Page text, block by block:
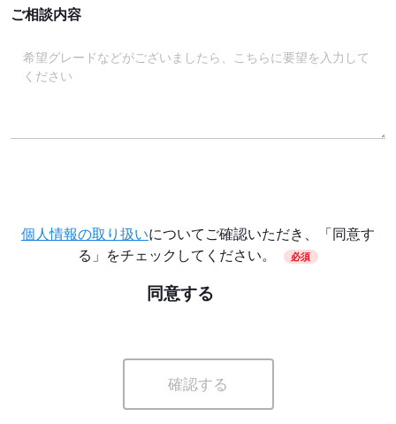
ご相談内容
個人情報の取り扱いについてご確認いただき、「同意す
る」をチェックしてください。
必須
同意する
確認する